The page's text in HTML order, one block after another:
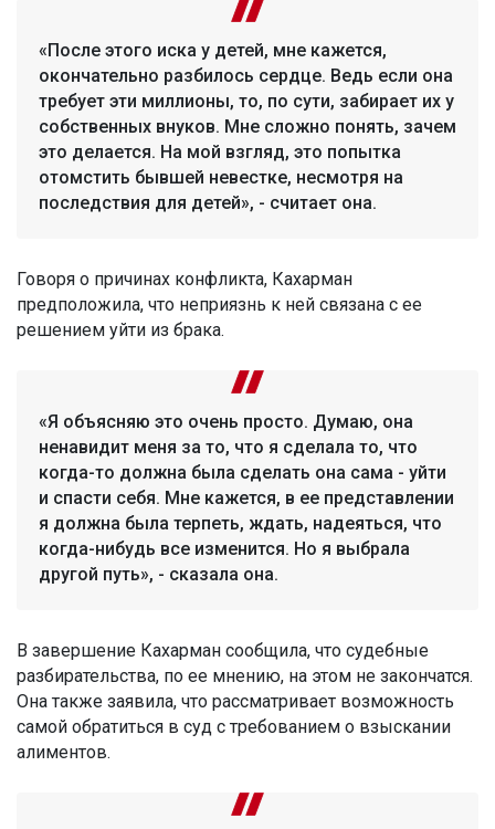
«После этого иска у детей, мне кажется,
окончательно разбилось сердце. Ведь если она
требует эти миллионы, то, по сути, забирает их у
собственных внуков. Мне сложно понять, зачем
это делается. На мой взгляд, это попытка
отомстить бывшей невестке, несмотря на
последствия для детей», - считает она.
Говоря о причинах конфликта, Кахарман
предположила, что неприязнь к ней связана с ее
решением уйти из брака.
«Я объясняю это очень просто. Думаю, она
ненавидит меня за то, что я сделала то, что
когда-то должна была сделать она сама - уйти
и спасти себя. Мне кажется, в ее представлении
я должна была терпеть, ждать, надеяться, что
когда-нибудь все изменится. Но я выбрала
другой путь», - сказала она.
В завершение Кахарман сообщила, что судебные
разбирательства, по ее мнению, на этом не закончатся.
Она также заявила, что рассматривает возможность
самой обратиться в суд с требованием о взыскании
алиментов.